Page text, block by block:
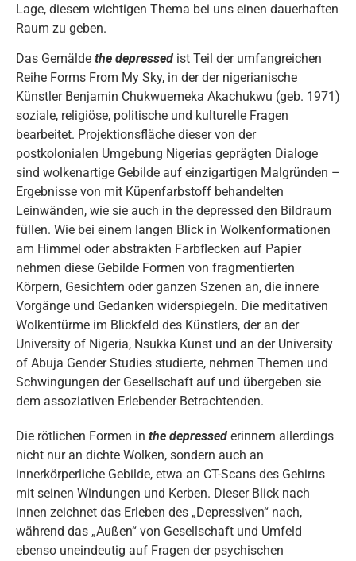
Lage, diesem wichtigen Thema bei uns einen dauerhaften
Raum zu geben.
Das Gemälde the depressed ist Teil der umfangreichen
Reihe Forms From My Sky, in der der nigerianische
Künstler Benjamin Chukwuemeka Akachukwu (geb. 1971)
soziale, religiöse, politische und kulturelle Fragen
bearbeitet. Projektionsfläche dieser von der
postkolonialen Umgebung Nigerias geprägten Dialoge
sind wolkenartige Gebilde auf einzigartigen Malgründen –
Ergebnisse von mit Küpenfarbstoff behandelten
Leinwänden, wie sie auch in the depressed den Bildraum
füllen. Wie bei einem langen Blick in Wolkenformationen
am Himmel oder abstrakten Farbflecken auf Papier
nehmen diese Gebilde Formen von fragmentierten
Körpern, Gesichtern oder ganzen Szenen an, die innere
Vorgänge und Gedanken widerspiegeln. Die meditativen
Wolkentürme im Blickfeld des Künstlers, der an der
University of Nigeria, Nsukka Kunst und an der University
of Abuja Gender Studies studierte, nehmen Themen und
Schwingungen der Gesellschaft auf und übergeben sie
dem assoziativen Erlebender Betrachtenden.
Die rötlichen Formen in the depressed erinnern allerdings
nicht nur an dichte Wolken, sondern auch an
innerkörperliche Gebilde, etwa an CT-Scans des Gehirns
mit seinen Windungen und Kerben. Dieser Blick nach
innen zeichnet das Erleben des „Depressiven“ nach,
während das „Außen“ von Gesellschaft und Umfeld
ebenso uneindeutig auf Fragen der psychischen